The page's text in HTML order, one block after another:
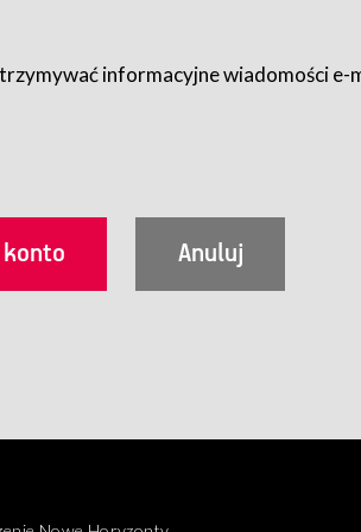
przed rozpoczęciem korzystania z
i wydrukowanie.
ze wszystkich aplikacji Serwisu może być
informacyjne wiadomości e-